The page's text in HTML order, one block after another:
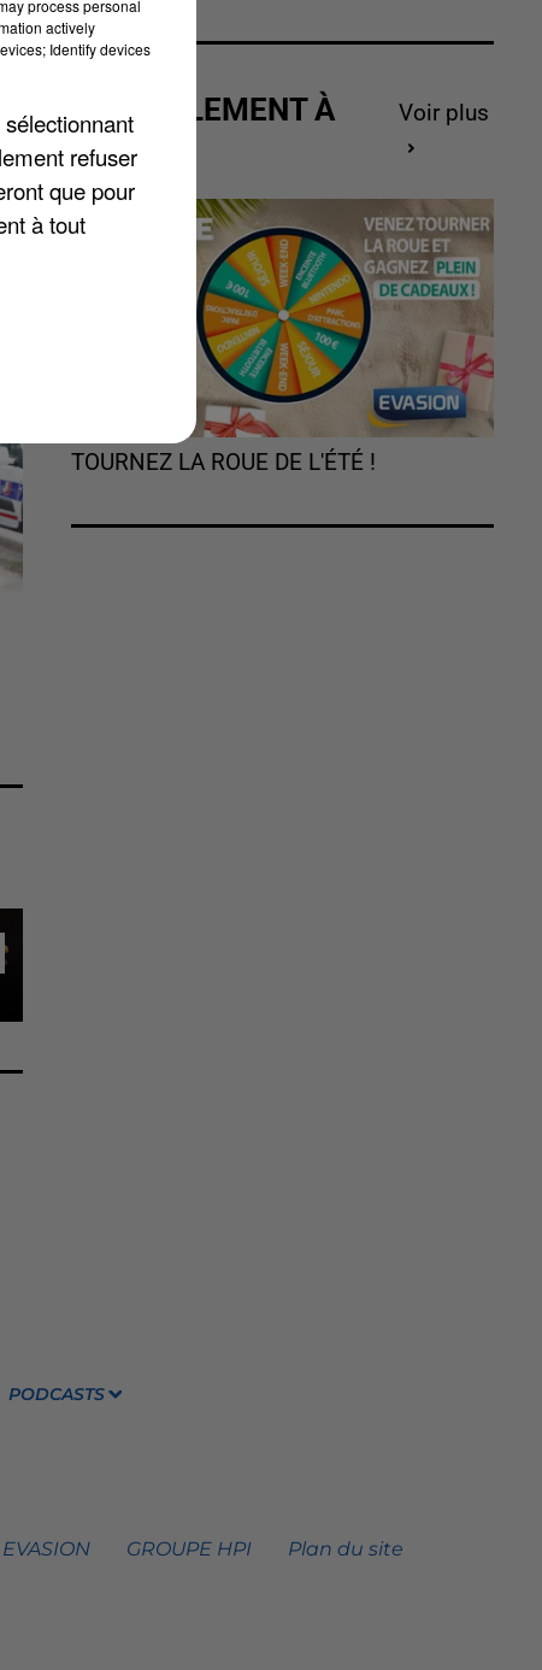
ACTUELLEMENT À
GAGNER
Voir plus
TOURNEZ LA ROUE DE L'ÉTÉ !
PODCASTS
GROUPE HPI Plan du site
process personal
actively
Identify devices
refuser
que pour
à tout